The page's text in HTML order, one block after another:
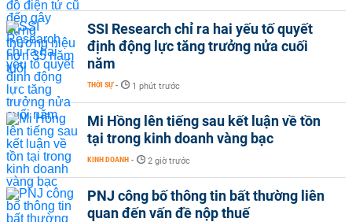
SSI Research chỉ ra hai yếu tố quyết
định động lực tăng trưởng nửa cuối
năm
THỜI SỰ - 1 phút trước
Mi Hồng lên tiếng sau kết luận về tồn
tại trong kinh doanh vàng bạc
KINH DOANH - 2 giờ trước
PNJ công bố thông tin bất thường liên
quan đến vấn đề nộp thuế